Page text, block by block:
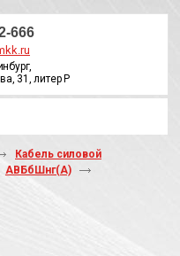
666
31, литер Р
Кабель силовой
АВБбШнг(А)